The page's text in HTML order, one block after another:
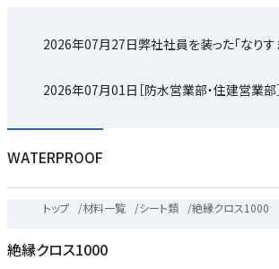
2026年07月27日弊社社員を装った「なり
2026年07月01日 ［防水営業部・住建営業
WATERPROOF
トップ /材料一覧 /シート類 /絶縁クロス1000
絶縁クロス1000